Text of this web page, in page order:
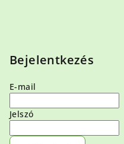
Bejelentkezés
E-mail
Jelszó